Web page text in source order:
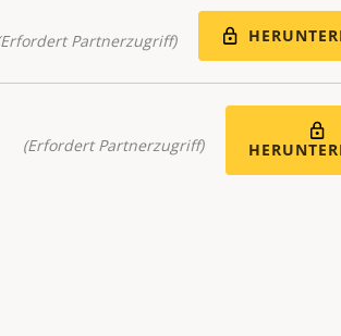
Partnerzugriff)
(Erfordert Partnerzugriff)